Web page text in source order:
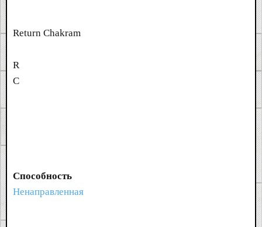
Return Chakram
R
C
Способность
Ненаправленная